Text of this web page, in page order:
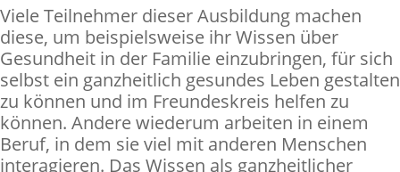
Viele Teilnehmer dieser Ausbildung machen
diese, um beispielsweise ihr Wissen über
Gesundheit in der Familie einzubringen, für sich
selbst ein ganzheitlich gesundes Leben gestalten
zu können und im Freundeskreis helfen zu
können. Andere wiederum arbeiten in einem
Beruf, in dem sie viel mit anderen Menschen
interagieren. Das Wissen als ganzheitlicher